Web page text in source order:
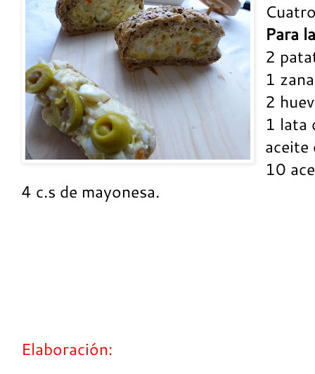
Para
2
1
2
1 lata
aceite
10
4 c.s de mayonesa.
Elaboración: